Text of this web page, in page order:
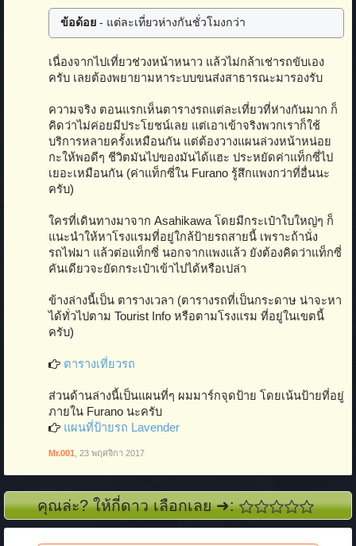
ข้อด้อย - แต่ละเที่ยวห่างกันชั่วโมงกว่า
เนื่องจากไปเที่ยวช่วงหน้าหนาว แล้วไม่กล้าเช่ารถขับเอง
ครับ เลยต้องพยายามหาระบบขนส่งสาธารณะมารองรับ
ความจริง ตอนแรกเห็นตารางรถแต่ละเที่ยวที่ห่างกันมาก ก็
คิดว่าไม่ค่อยมีประโยชน์เลย แต่เอาเข้าจริงพวกเราก็ใช้
บริการหลายครั้งเหมือนกัน แต่ต้องวางแผนล่วงหน้าหน่อย
กะให้พอดีๆ ชีวิตมันไปของมันได้แฮะ ประหยัดค่าแท็กซี่ไป
เยอะเหมือนกัน (ค่าแท็กซี่ใน Furano รู้สึกแพงกว่าที่อื่นนะ
ครับ)
ใครที่เดินทางมาจาก Asahikawa โดยมีกระเป๋าใบใหญ่ๆ ก็
แนะนำให้หาโรงแรมที่อยู่ใกล้ป้ายรถสายนี้ เพราะถ้านั่ง
รถไฟมา แล้วต่อแท็กซี่ นอกจากแพงแล้ว ยังต้องคิดว่าแท็กซี่
คันเดียวจะยัดกระเป๋าเข้าไปได้หรือเปล่า
ข้างล่างนี้เป็น ตารางเวลา (ตารางรถที่เป็นกระดาษ น่าจะหา
ได้ทั่วไปตาม Tourist Info หรือตามโรงแรม ที่อยู่ในเขตนี้
ครับ)
ตารางเที่ยวรถ
ส่วนด้านล่างนี้เป็นแผนที่ๆ ผมมาร์กจุดป้าย โดยเน้นป้ายที่อยู่
ภายใน Furano นะครับ
แผนที่ป้ายรถ Lavender
Mr.001 23 พฤศจิกา 2017
คุณล่ะ? ให้กี่ดาว เลือกเลย ➜: